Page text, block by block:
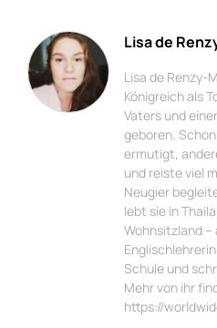
Lisa de
Lisa de Renzy-
Königreich als
Vaters und
geboren.
ermutigt,
und reiste viel
Neugier
lebt sie in
Wohnsitzland
Schule und
Mehr von ihr
https://